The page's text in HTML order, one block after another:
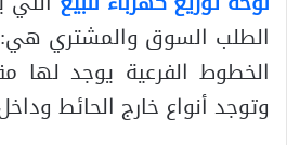
الطلب السوق والمشتري هي:
الخطوط الفرعية يوجد لها
وتوجد أنواع خارج الحائط